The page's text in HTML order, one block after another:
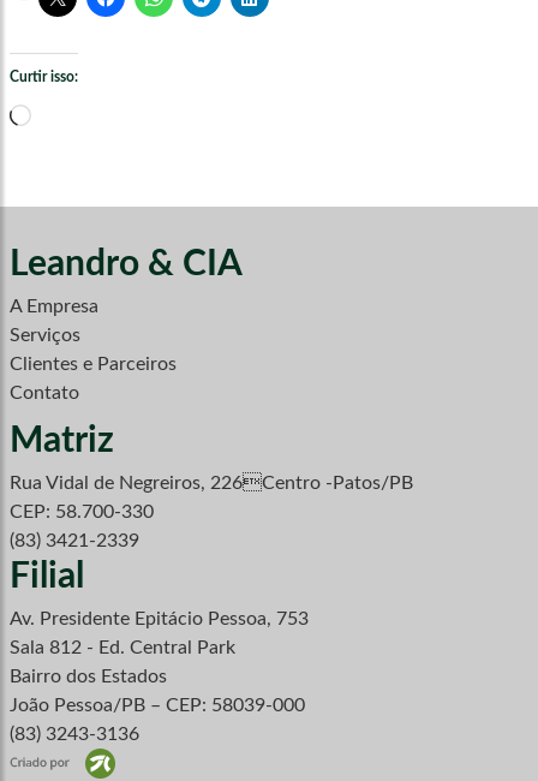
Curtir isso:
Carregando...
Leandro & CIA
A Empresa
Serviços
Clientes e Parceiros
Contato
Matriz
Rua Vidal de Negreiros, 226Centro -Patos/PB
CEP: 58.700-330
(83) 3421-2339
Filial
Av. Presidente Epitácio Pessoa, 753
Sala 812 - Ed. Central Park
Bairro dos Estados
João Pessoa/PB – CEP: 58039-000
(83) 3243-3136